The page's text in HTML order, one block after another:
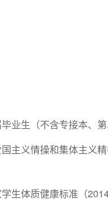
业生（不含专接本、
主义情操和集体主义
生体质健康标准（